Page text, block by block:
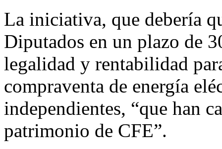
La iniciativa, que debería
Diputados en un plazo de
legalidad y rentabilidad
compraventa de energía
independientes, “que han
patrimonio de CFE”.